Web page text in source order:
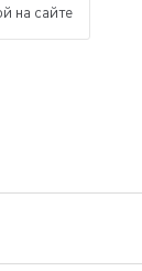
на сайте